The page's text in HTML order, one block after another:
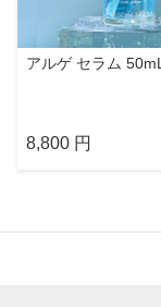
アルゲ セラム 50mL
8,800 円